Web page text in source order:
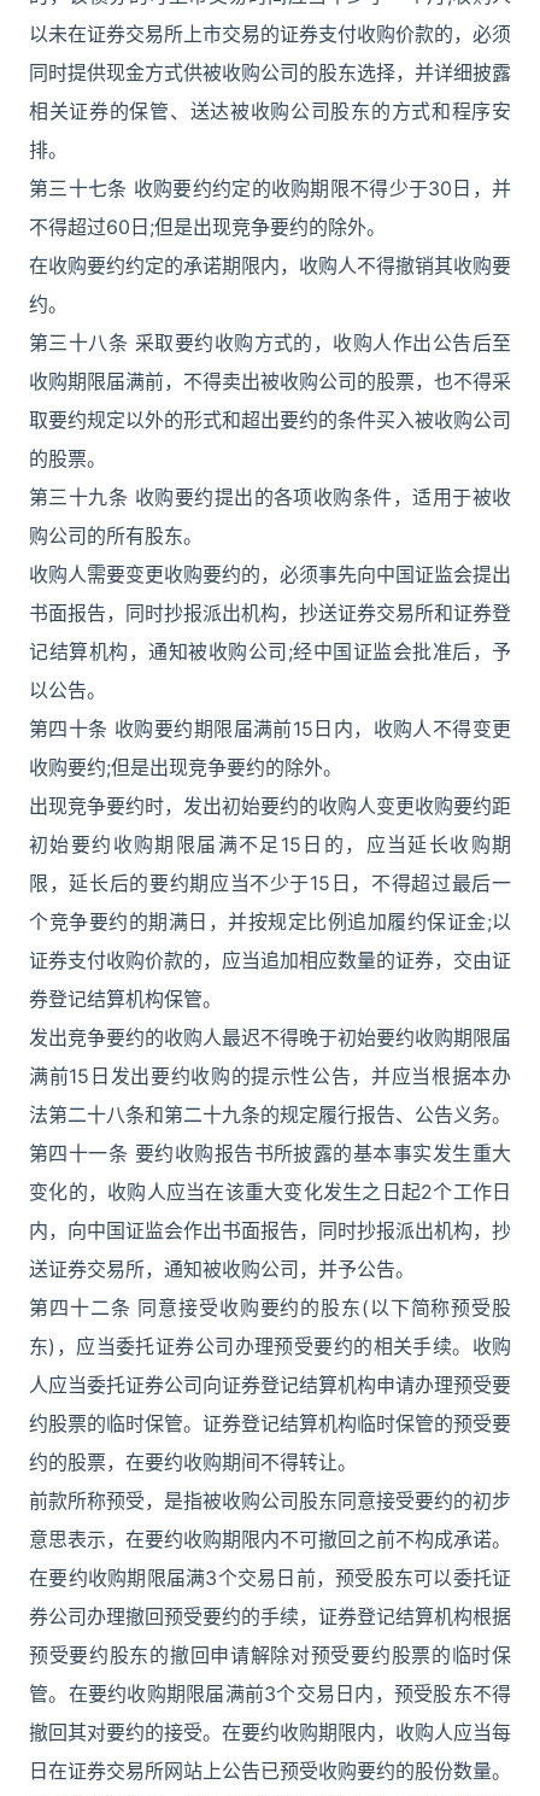
以未在证券交易所上市交易的证券支付收购价款的，必须
同时提供现金方式供被收购公司的股东选择，并详细披露
相关证券的保管、送达被收购公司股东的方式和程序安
排。
第三十七条 收购要约约定的收购期限不得少于30日，并
不得超过60日;但是出现竞争要约的除外。
在收购要约约定的承诺期限内，收购人不得撤销其收购要
约。
第三十八条 采取要约收购方式的，收购人作出公告后至
收购期限届满前，不得卖出被收购公司的股票，也不得采
取要约规定以外的形式和超出要约的条件买入被收购公司
的股票。
第三十九条 收购要约提出的各项收购条件，适用于被收
购公司的所有股东。
收购人需要变更收购要约的，必须事先向中国证监会提出
书面报告，同时抄报派出机构，抄送证券交易所和证券登
记结算机构，通知被收购公司;经中国证监会批准后，予
以公告。
第四十条 收购要约期限届满前15日内，收购人不得变更
收购要约;但是出现竞争要约的除外。
出现竞争要约时，发出初始要约的收购人变更收购要约距
初始要约收购期限届满不足15日的，应当延长收购期
限，延长后的要约期应当不少于15日，不得超过最后一
个竞争要约的期满日，并按规定比例追加履约保证金;以
证券支付收购价款的，应当追加相应数量的证券，交由证
券登记结算机构保管。
发出竞争要约的收购人最迟不得晚于初始要约收购期限届
满前15日发出要约收购的提示性公告，并应当根据本办
法第二十八条和第二十九条的规定履行报告、公告义务。
第四十一条 要约收购报告书所披露的基本事实发生重大
变化的，收购人应当在该重大变化发生之日起2个工作日
内，向中国证监会作出书面报告，同时抄报派出机构，抄
送证券交易所，通知被收购公司，并予公告。
第四十二条 同意接受收购要约的股东(以下简称预受股
东)，应当委托证券公司办理预受要约的相关手续。收购
人应当委托证券公司向证券登记结算机构申请办理预受要
约股票的临时保管。证券登记结算机构临时保管的预受要
约的股票，在要约收购期间不得转让。
前款所称预受，是指被收购公司股东同意接受要约的初步
意思表示，在要约收购期限内不可撤回之前不构成承诺。
在要约收购期限届满3个交易日前，预受股东可以委托证
券公司办理撤回预受要约的手续，证券登记结算机构根据
预受要约股东的撤回申请解除对预受要约股票的临时保
管。在要约收购期限届满前3个交易日内，预受股东不得
撤回其对要约的接受。在要约收购期限内，收购人应当每
日在证券交易所网站上公告已预受收购要约的股份数量。